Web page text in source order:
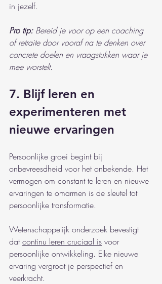
in jezelf.
Pro tip: Bereid je voor op een coaching
of retraite door vooraf na te denken over
concrete doelen en vraagstukken waar je
mee worstelt.
7. Blijf leren en
experimenteren met
nieuwe ervaringen
Persoonlijke groei begint bij
onbevreesdheid voor het onbekende. Het
vermogen om constant te leren en nieuwe
ervaringen te omarmen is de sleutel tot
persoonlijke transformatie.
Wetenschappelijk onderzoek bevestigt
dat continu leren cruciaal is voor
persoonlijke ontwikkeling. Elke nieuwe
ervaring vergroot je perspectief en
veerkracht.